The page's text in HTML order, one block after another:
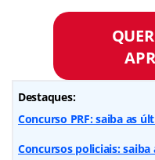
Destaques:
Concurso PRF: saiba as
Concursos policiais: